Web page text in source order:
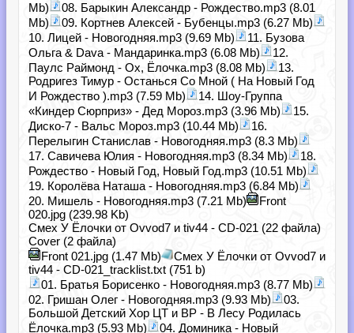
Mb)
08. Барыкин Александр - Рождество.mp3 (8.01
Mb)
09. Кортнев Алексей - Бубенцы.mp3 (6.27 Mb)
10. Лицей - Новогодняя.mp3 (9.69 Mb)
11. Бузова
Ольга & Dava - Мандаринка.mp3 (6.08 Mb)
12.
Паулс Раймонд - Ох, Ёлочка.mp3 (8.08 Mb)
13.
Родригез Тимур - Останься Со Мной ( На Новый Год
И Рождество ).mp3 (7.59 Mb)
14. Шоу-Группа
«Киндер Сюрприз» - Дед Мороз.mp3 (3.96 Mb)
15.
Диско-7 - Вальс Мороз.mp3 (10.44 Mb)
16.
Перелыгин Станислав - Новогодняя.mp3 (8.3 Mb)
17. Савичева Юлия - Новогодняя.mp3 (8.34 Mb)
18.
Рождество - Новый Год, Новый Год.mp3 (10.51 Mb)
19. Королёва Наташа - Новогодняя.mp3 (6.84 Mb)
20. Мишель - Новогодняя.mp3 (7.21 Mb)
Front
020.jpg (239.98 Kb)
Смех У Ёлочки от Ovvod7 и tiv44 - CD-021 (22 файла)
Cover (2 файла)
Front 021.jpg (1.47 Mb)
Смех У Ёлочки от Ovvod7 и
tiv44 - CD-021_tracklist.txt (751 b)
01. Братья Борисенко - Новогодняя.mp3 (8.77 Mb)
02. Гришан Олег - Новогодняя.mp3 (9.93 Mb)
03.
Большой Детский Хор ЦТ и ВР - В Лесу Родилась
Ёлочка.mp3 (5.93 Mb)
04. Доминика - Новый